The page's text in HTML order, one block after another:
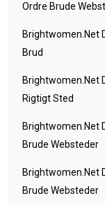
Ordre Brude
Brightwomen.net
Brud
Brightwomen.net
Rigtigt Sted
Brightwomen.net
Brude Websteder
Brightwomen.net
Brude Websteder